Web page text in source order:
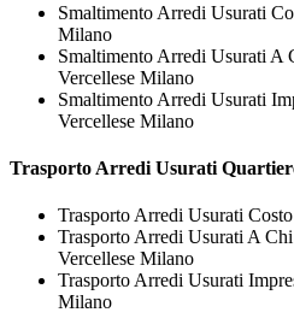
Smaltimento Arredi Usurati
Milano
Smaltimento Arredi Usurati A
Vercellese Milano
Smaltimento Arredi Usurati
Vercellese Milano
Trasporto Arredi Usurati
Trasporto Arredi Usurati
Trasporto Arredi Usurati A
Vercellese Milano
Trasporto Arredi Usurati
Milano